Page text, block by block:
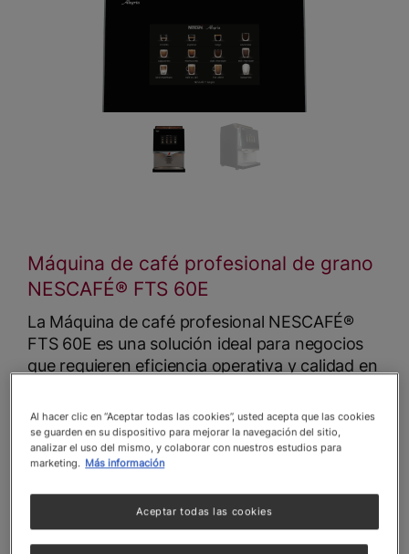
Máquina de café profesional de grano
NESCAFÉ® FTS 60E
La Máquina de café profesional NESCAFÉ®
FTS 60E es una solución ideal para negocios
que requieren eficiencia operativa y calidad en
y su alta capacidad permiten responder a
picos de consumo, ofreciendo una experiencia
confiable y alineada a las expectativas de
clientes exigentes.
Capacidad de hasta 230 tazas por carga,
para operaciones de alto volumen.
Al hacer clic en “Aceptar todas las cookies”, usted acepta que las cookies
se guarden en su dispositivo para mejorar la navegación del sitio,
analizar el uso del mismo, y colaborar con nuestros estudios para
marketing. Más información
Aceptar todas las cookies